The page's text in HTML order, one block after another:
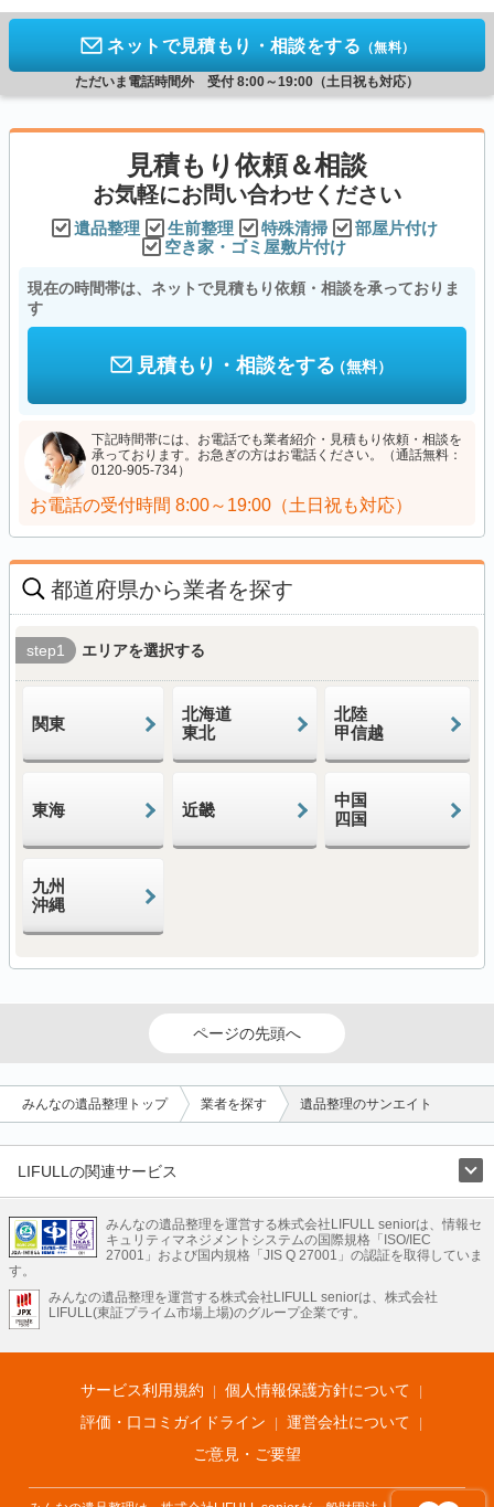
ネットで見積もり・相談をする （無料）
ただいま電話時間外 受付 8:00～19:00（土日祝も対応）
見積もり依頼＆相談
お気軽にお問い合わせください
遺品整理 生前整理 特殊清掃
部屋片付け
空き家・ゴミ屋敷片付け
現在の時間帯は、ネットで見積もり依頼・相談を承っておりま
す
見積もり・相談をする（無料）
下記時間帯には、お電話でも業者紹介・見積もり依頼・相談を
承っております。お急ぎの方はお電話ください。（通話無料：
0120-905-734）
お電話の受付時間 8:00～19:00（土日祝も対応）
都道府県から業者を探す
step1 エリアを選択する
関東
北海道
東北
北陸
甲信越
東海 近畿
中国
四国
九州
沖縄
ページの先頭へ
みんなの遺品整理トップ 業者を探す 遺品整理のサンエイト
LIFULLの関連サービス
不動産・住宅
引越し 老人ホーム 地方創生 ママの就労支援
不動産クラウドファンディング 遺品整理 老後の暮らし情報
LIFULL HOME'Sのサービス
不動産・住宅
不動産査定 マンション専門売却査定 不動産投資 アドバイザー
不動産アーカイブ
空き家バンク 家賃相場 不動産会社
まちむすび
不動産用語集 住まいのお役立ち情報
LIFULL HOME'S PRESS
アプリ 不動産データ 不動産転職
みんなの遺品整理を運営する株式会社LIFULL seniorは、情報セ
キュリティマネジメントシステムの国際規格「ISO/IEC
27001」および国内規格「JIS Q 27001」の認証を取得していま
す。
みんなの遺品整理を運営する株式会社LIFULL seniorは、株式会社
LIFULL(東証プライム市場上場)のグループ企業です。
サービス利用規約
個人情報保護方針について
評価・口コミガイドライン
運営会社について
ご意見・ご要望